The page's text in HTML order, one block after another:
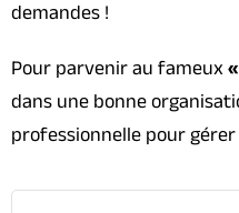
demandes !
Pour parvenir au fameux
dans une bonne
professionnelle pour gérer